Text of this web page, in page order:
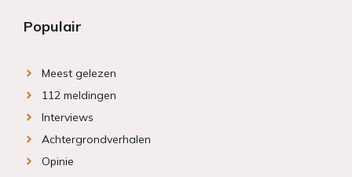
Populair
Meest gelezen
112 meldingen
Interviews
Achtergrondverhalen
Opinie